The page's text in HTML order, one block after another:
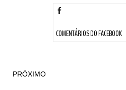
COMENTÁRIOS DO FACEBOOK
PRÓXIMO